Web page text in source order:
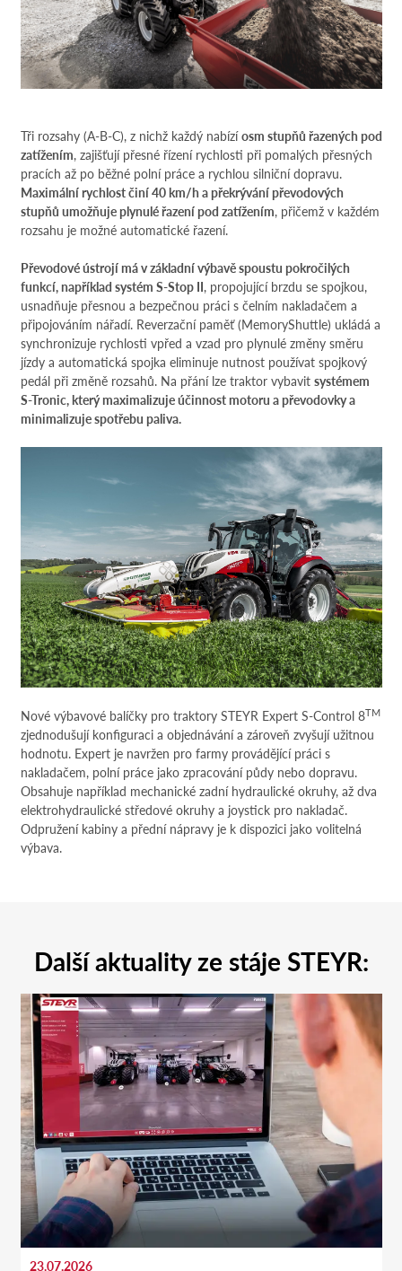
Tři rozsahy (A-B-C), z nichž každý nabízíosm stupňů řazených pod
zatížením, zajišťují přesné řízení rychlosti při pomalých přesných
pracích až po běžné polní práce a rychlou silniční dopravu.
Maximální rychlost činí 40 km/h a překrývání převodových
stupňů umožňuje plynulé řazení pod zatížením, přičemž v každém
rozsahu je možné automatické řazení.
Převodové ústrojí má v základní výbavě spoustu pokročilých
funkcí, například systém S-Stop II, propojující brzdu se spojkou,
usnadňuje přesnou a bezpečnou práci s čelním nakladačem a
připojováním nářadí. Reverzační paměť (MemoryShuttle) ukládá a
synchronizuje rychlosti vpřed a vzad pro plynulé změny směru
jízdy a automatická spojka eliminuje nutnost používat spojkový
pedál při změně rozsahů. Na přání lze traktor vybavit systémem
S-Tronic, který maximalizuje účinnost motoru a převodovky a
minimalizuje spotřebu paliva.
Nové výbavové balíčky pro traktory STEYR Expert S-Control 8TM
zjednodušují konfiguraci a objednávání a zároveň zvyšují užitnou
hodnotu. Expert je navržen pro farmy provádějící práci s
nakladačem, polní práce jako zpracování půdy nebo dopravu.
Obsahuje například mechanické zadní hydraulické okruhy, až dva
elektrohydraulické středové okruhy a joystick pro nakladač.
Odpružení kabiny a přední nápravy je k dispozici jako volitelná
výbava.
Další aktuality ze stáje STEYR:
23.07.2026